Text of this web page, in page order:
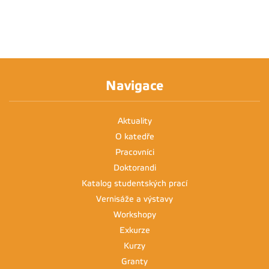
Navigace
Aktuality
O katedře
Pracovníci
Doktorandi
Katalog studentských prací
Vernisáže a výstavy
Workshopy
Exkurze
Kurzy
Granty